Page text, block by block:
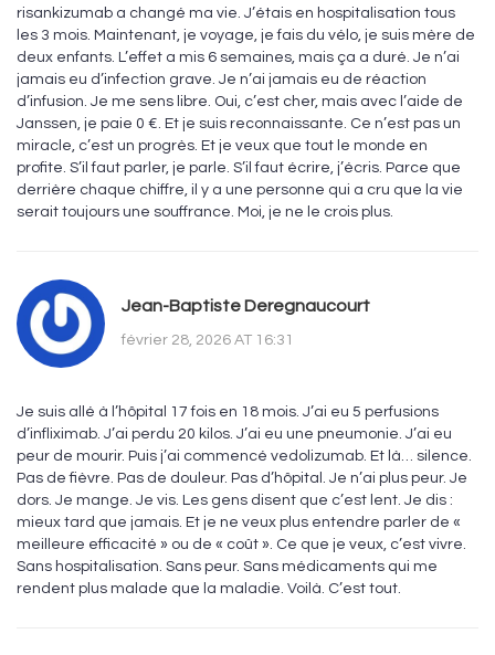
risankizumab a changé ma vie. J’étais en hospitalisation tous
les 3 mois. Maintenant, je voyage, je fais du vélo, je suis mère de
deux enfants. L’effet a mis 6 semaines, mais ça a duré. Je n’ai
jamais eu d’infection grave. Je n’ai jamais eu de réaction
d’infusion. Je me sens libre. Oui, c’est cher, mais avec l’aide de
Janssen, je paie 0 €. Et je suis reconnaissante. Ce n’est pas un
miracle, c’est un progrès. Et je veux que tout le monde en
profite. S’il faut parler, je parle. S’il faut écrire, j’écris. Parce que
derrière chaque chiffre, il y a une personne qui a cru que la vie
serait toujours une souffrance. Moi, je ne le crois plus.
Jean-Baptiste Deregnaucourt
février 28, 2026 AT 16:31
Je suis allé à l’hôpital 17 fois en 18 mois. J’ai eu 5 perfusions
d’infliximab. J’ai perdu 20 kilos. J’ai eu une pneumonie. J’ai eu
peur de mourir. Puis j’ai commencé vedolizumab. Et là… silence.
Pas de fièvre. Pas de douleur. Pas d’hôpital. Je n’ai plus peur. Je
dors. Je mange. Je vis. Les gens disent que c’est lent. Je dis :
mieux tard que jamais. Et je ne veux plus entendre parler de «
meilleure efficacité » ou de « coût ». Ce que je veux, c’est vivre.
Sans hospitalisation. Sans peur. Sans médicaments qui me
rendent plus malade que la maladie. Voilà. C’est tout.